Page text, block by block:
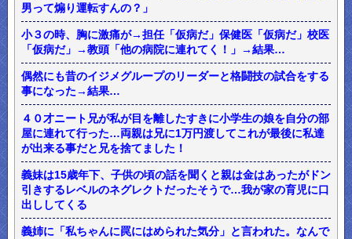
男って煽り運転すんの？」
小３の時、胸に激痛が→担任「仮病だ」保健医「仮病だ」校医
「仮病だ」→教頭「他の病院に連れてく！」→結果…
偶然にも昔のイジメグループのリーダーと格闘技の試合をする
事になった→結果…
４０才ニート兄が私が目を離したすきに小学生の娘を自分の部
屋に連れて行った…両親は兄に1万円渡してこれが最後に私達
が出来る事だと兄を捨てました！
義妹は15歳年下、子供の頃の話を聞くと親は金はあったがドン
引きするレベルのネグレクトだったそうで…我が家の育児に口
出ししてくる
義姉に「私ちゃんに罠にはめられた気分」と言われた。なんで